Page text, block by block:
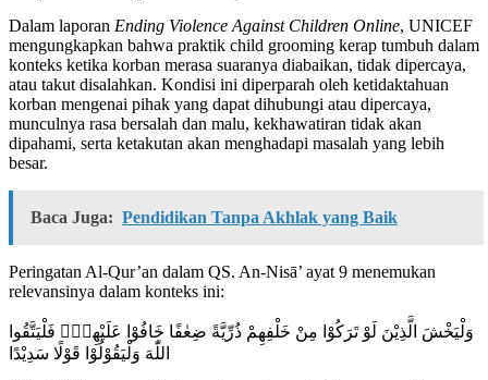
Dalam laporan Ending Violence Against Children Online, UNICEF
mengungkapkan bahwa praktik child grooming kerap tumbuh dalam
konteks ketika korban merasa suaranya diabaikan, tidak dipercaya,
atau takut disalahkan. Kondisi ini diperparah oleh ketidaktahuan
korban mengenai pihak yang dapat dihubungi atau dipercaya,
munculnya rasa bersalah dan malu, kekhawatiran tidak akan
dipahami, serta ketakutan akan menghadapi masalah yang lebih
besar.
Baca Juga: Pendidikan Tanpa Akhlak yang Baik
Peringatan Al-Qur’an dalam QS. An-Nisā’ ayat 9 menemukan
relevansinya dalam konteks ini:
وَلْيَخْشَ الَّذِيْنَ لَوْ تَرَكُوْا مِنْ خَلْفِهِمْ ذُرِّيَّةً ضِعٰفًا خَافُوْا عَلَيْهِمْۖ فَلْيَتَّقُوا
اللّٰهَ وَلْيَقُوْلُوْا قَوْلًا سَدِيْدًا